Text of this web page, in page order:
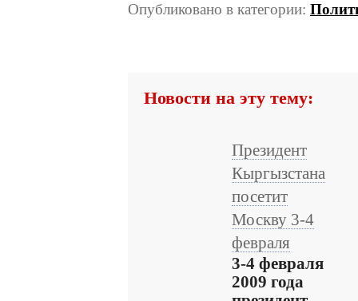
Опубликовано в категории:
Новости на эту тему:
Президент
Кыргызстана
посетит
Москву 3-4
февраля
3-4 февраля
2009 года